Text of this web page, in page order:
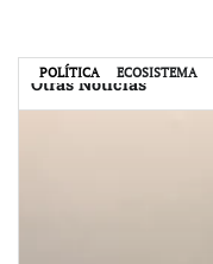
Otras Noticias
POLÍTICA ECOSISTEMA